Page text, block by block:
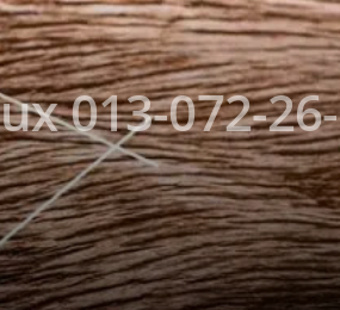
013-072-26-